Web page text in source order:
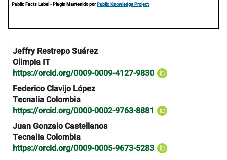
Public Facts Label- Plugin Mantenido porPublic Knowledge Project
Contenido
principal
del
artículo
Jeffry Restrepo Suárez
Olimpia IT
https://orcid.org/0009-0009-4127-9830
Federico Clavijo López
Tecnalia Colombia
https://orcid.org/0000-0002-9763-8881
Juan Gonzalo Castellanos
Tecnalia Colombia
https://orcid.org/0009-0005-9673-5283